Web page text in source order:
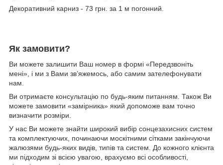
Декоративний карниз - 73 грн. за 1 м погонний.
Як замовити?
Ви можете залишити Ваш номер в формі «Передзвоніть
мені», і ми з Вами зв’яжемось, або самим зателефонувати
нам.
Ви отримаєте консультацію по будь-яким питанням. Також Ви
можете замовити «замірника» який допоможе вам точно
визначити розміри.
У нас Ви можете знайти широкий вибір сонцезахисних систем
та комплектуючих, починаючи москітними сітками закінчуючи
жалюзями будь-яких видів, типів та систем. До кожного клієнта
ми підходим зі всією увагою, врахуємо всі особливості,